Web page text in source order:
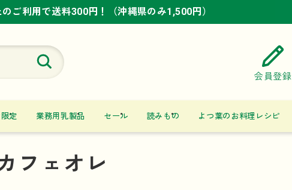
ご利用で送料300円！（沖縄県のみ1,500円）
ご利用で送料300円！（沖縄県のみ1,500円）
ご利用で送料300円！（沖縄県のみ1,500円）
会員登録
定 業務用乳製品 セール 読みもの よつ葉のお料理レシピ
フェオレ